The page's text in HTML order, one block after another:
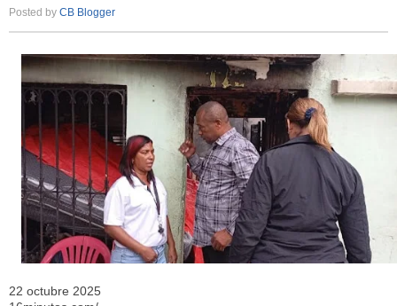
Posted by CB Blogger
22 octubre 2025